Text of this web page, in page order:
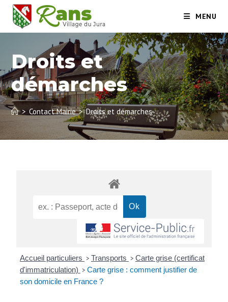
MENU
Droits et
démarches
> Contact Mairie > Droits et démarches
Accueil particuliers > Transports > Carte grise (certificat
d'immatriculation) > Carte grise : comment justifier de
son domicile en France ?